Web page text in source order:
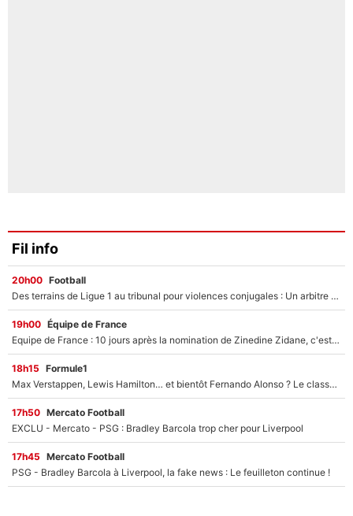
Fil info
20h00 Football
Des terrains de Ligue 1 au tribunal pour violences conjugales : Un arbitre français encourt une peine de 18 mois de prison !
19h00 Équipe de France
Equipe de France : 10 jours après la nomination de Zinedine Zidane, c'est au tour de son fils de prendre un nouveau départ !
18h15 Formule1
Max Verstappen, Lewis Hamilton… et bientôt Fernando Alonso ? Le classement des pilotes les mieux payés en Formule 1 risque de changer !
17h50 Mercato Football
EXCLU - Mercato - PSG : Bradley Barcola trop cher pour Liverpool
17h45 Mercato Football
PSG - Bradley Barcola à Liverpool, la fake news : Le feuilleton continue !